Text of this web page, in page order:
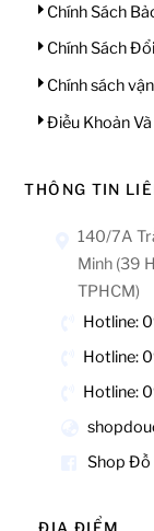
Chính Sách
Chính Sách
Chính sách
Điều Khoản
THÔNG TIN
140/7A
Minh (39
TPHCM)
Hotline:
Hotline:
Hotline:
Shop Đồ